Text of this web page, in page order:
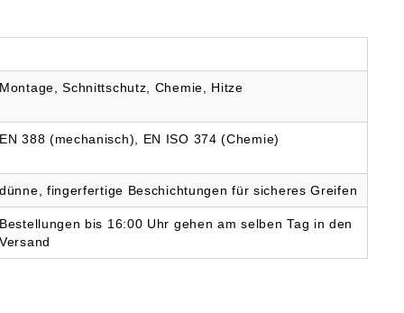
chlorierten
LösungsmittelnLebensmitt
Administration)Empfohlen
Naturlatex-
AllergieHaupteinsatzgebie
teAutomobilindustrieChem
ische
MaschinenbauReinigungs
Montage, Schnittschutz, Chemie, Hitze
EN 388 (mechanisch), EN ISO 374 (Chemie)
dünne, fingerfertige Beschichtungen für sicheres Greifen
Bestellungen bis 16:00 Uhr gehen am selben Tag in den
Versand